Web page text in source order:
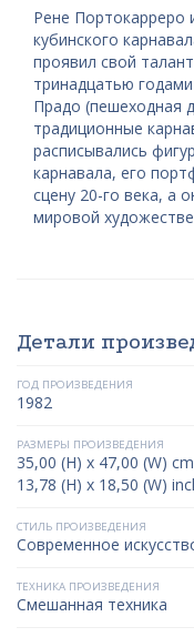
Рене Портокарреро
кубинского
проявил свой
тринадцатью
Прадо (пешеходная
традиционные
расписывались
карнавала, его
сцену 20-го века, а
мировой
Детали
ГОД ПРОИЗВЕДЕНИЯ
1982
РАЗМЕРЫ ПРОИЗВЕДЕНИЯ
35,00 (H) x 47,00 (W)
13,78 (H) x 18,50 (W)
СТИЛЬ ПРОИЗВЕДЕНИЯ
Современное
ТЕХНИКА ПРОИЗВЕДЕНИЯ
Смешанная техника